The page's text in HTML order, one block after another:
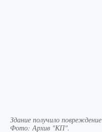
Здание получило повреждение
Фото:Архив "КП".